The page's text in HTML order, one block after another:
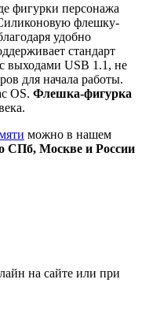
фигурки персонажа
флешку-
удобно
стандарт
выходами USB 1.1, не
для начала работы.
OS. Флешка-фигурка
можно в нашем
СПб, Москве и России
на сайте или при